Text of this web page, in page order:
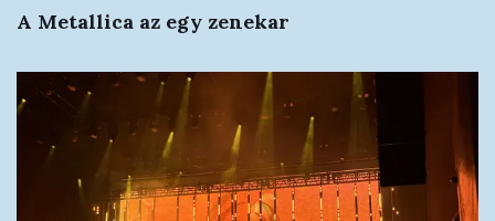
A Metallica az egy zenekar